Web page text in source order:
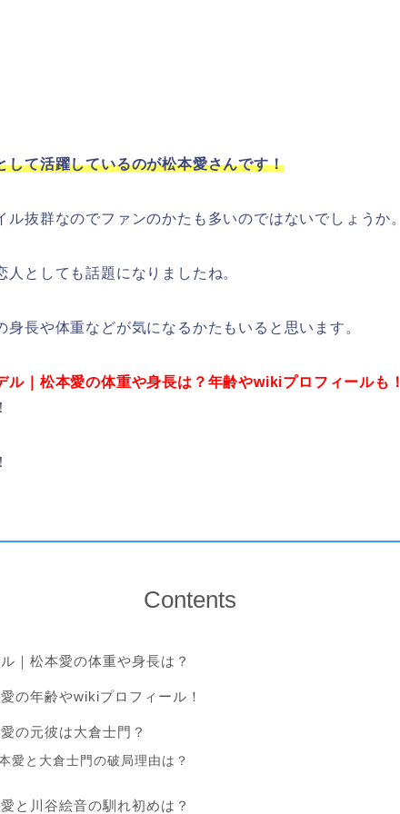
して活躍しているのが松本愛さんです！
ル抜群なのでファンのかたも多いのではないでしょうか。
人としても話題になりましたね。
身長や体重などが気になるかたもいると思います。
ル｜松本愛の体重や身長は？年齢やwikiプロフィールも！
Contents
｜松本愛の体重や身長は？
の年齢やwikiプロフィール！
の元彼は大倉士門？
愛と大倉士門の破局理由は？
と川谷絵音の馴れ初めは？